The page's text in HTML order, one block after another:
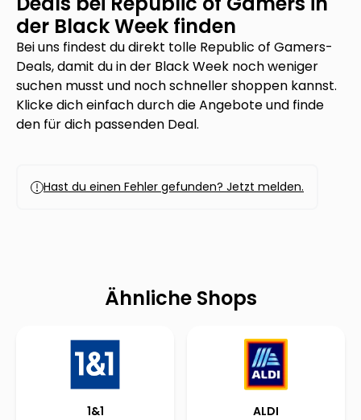
der Black Week finden
Bei uns findest du direkt tolle Republic of Gamers-
Deals, damit du in der Black Week noch weniger
suchen musst und noch schneller shoppen kannst.
Klicke dich einfach durch die Angebote und finde
den für dich passenden Deal.
Hast du einen Fehler gefunden? Jetzt melden.
Ähnliche Shops
1&1 ALDI